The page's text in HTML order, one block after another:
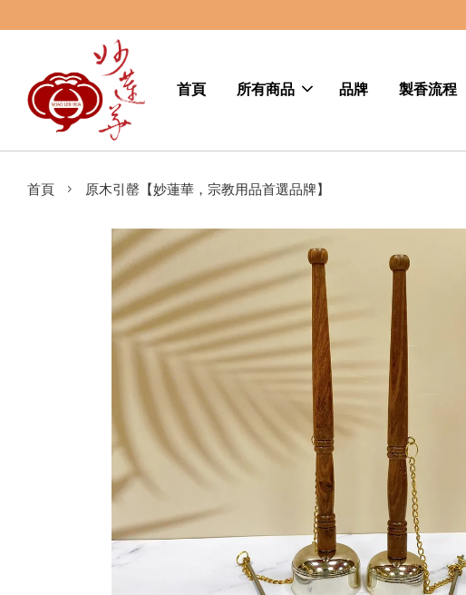
首頁 所有商品 品牌 製香流程
首頁 › 原木引罄【妙蓮華，宗教用品首選品牌】